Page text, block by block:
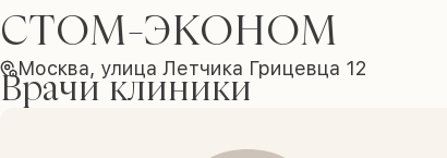
СТОМ-ЭКОНОМ
Москва, улица Летчика Грицевца 12
Врачи клиники